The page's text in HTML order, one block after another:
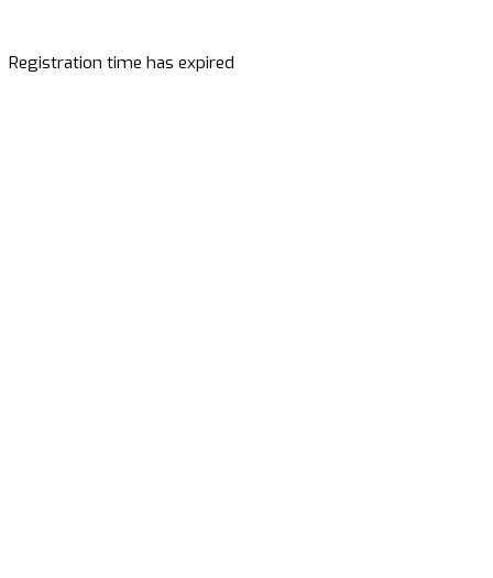
Registration time has expired